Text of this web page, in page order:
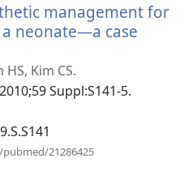
窗
口）
management for
neonate—a case
HS, Kim CS.
Suppl:S141-5.
21286425